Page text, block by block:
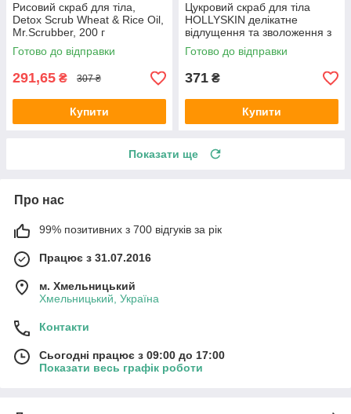
Рисовий скраб для тіла,
Detox Scrub Wheat & Rice Oil,
Mr.Scrubber, 200 г
Готово до відправки
291,65 ₴ 307 ₴
Купити
Цукровий скраб для тіла
HOLLYSKIN делікатне
відлущення та зволоження з
ароматом Cherry Blossom
Sugar Scrub 300 мл
Готово до відправки
371 ₴
Купити
Показати ще
Про нас
99% позитивних з 700 відгуків за рік
Працює з 31.07.2016
м. Хмельницький
Хмельницький, Україна
Контакти
Сьогодні працює з 09:00 до 17:00
Показати весь графік роботи